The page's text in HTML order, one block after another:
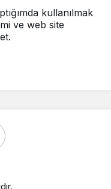
kullanılmak
ve web site